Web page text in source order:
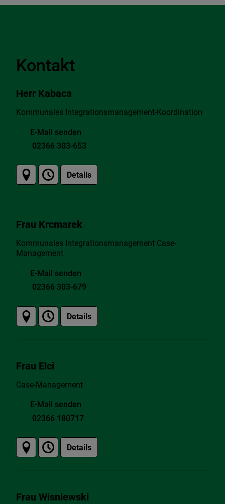
Kontakt
Herr Kabaca
Kommunales Integrationsmanagement-Koordination
E-Mail senden
02366 303-653
Details
Frau Krcmarek
Kommunales Integrationsmanagement Case-
Management
E-Mail senden
02366 303-679
Details
Frau Elci
Case-Management
E-Mail senden
02366 180717
Details
Frau Wisniewski